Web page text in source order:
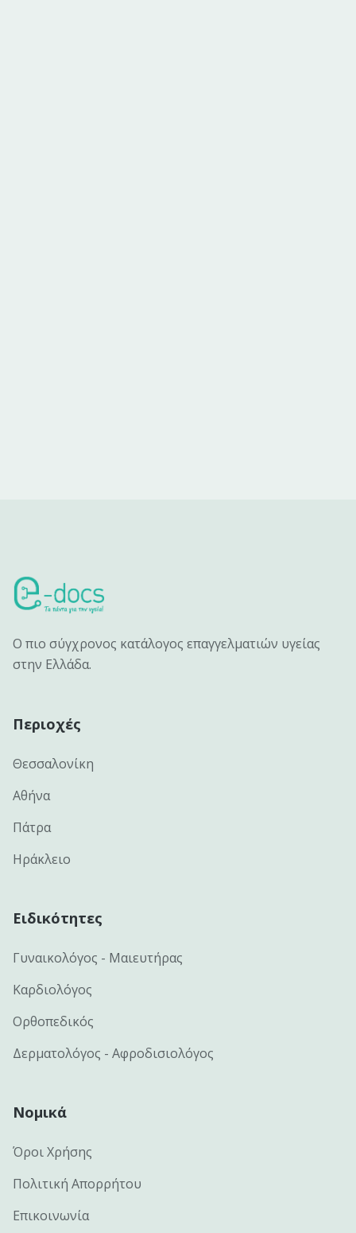
Ο πιο σύγχρονος κατάλογος επαγγελματιών υγείας
στην Ελλάδα.
Περιοχές
Θεσσαλονίκη
Αθήνα
Πάτρα
Ηράκλειο
Ειδικότητες
Γυναικολόγος - Μαιευτήρας
Καρδιολόγος
Ορθοπεδικός
Δερματολόγος - Αφροδισιολόγος
Νομικά
Όροι Χρήσης
Πολιτική Απορρήτου
Επικοινωνία